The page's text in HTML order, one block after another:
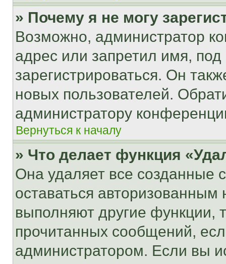
» Почему я не могу
Возможно, администратор
адрес или запретил имя,
зарегистрироваться. Он
новых пользователей.
администратору
Вернуться к началу
» Что делает функция
Она удаляет все созданные
оставаться
выполняют другие функции,
прочитанных сообщений,
администратором. Если вы